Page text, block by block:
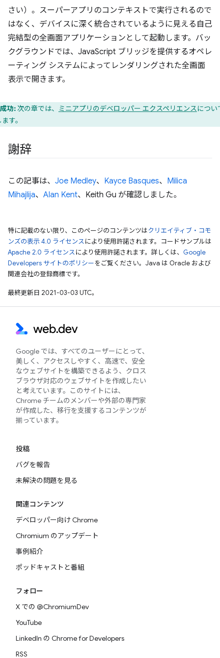
さい）。スーパーアプリのコンテキストで実行されるので
はなく、デバイスに深く統合されているように見える自己
完結型の全画面アプリケーションとして起動します。バッ
クグラウンドでは、JavaScript ブリッジを提供するオペレ
ーティング システムによってレンダリングされた全画面
表示で開きます。
成功:次の章では、 ミニアプリのデベロッパー エクスペリエンスについ
す。
謝辞
この記事は、 Joe Medley、 Kayce Basques、 Milica
Mihajlija、 Alan Kent、Keith Gu が確認しました。
特に記載のない限り、このページのコンテンツはクリエイティブ・コモ
ンズの表示 4.0 ライセンスにより使用許諾されます。コードサンプルは
Apache 2.0 ライセンスにより使用許諾されます。詳しくは、 Google
Developers サイトのポリシーをご覧ください。Java は Oracle および
関連会社の登録商標です。
最終更新日 2021-03-03 UTC。
Google では、すべてのユーザーにとって、
美しく、アクセスしやすく、高速で、安全
なウェブサイトを構築できるよう、クロス
ブラウザ対応のウェブサイトを作成したい
と考えています。このサイトには、
Chrome チームのメンバーや外部の専門家
が作成した、移行を支援するコンテンツが
揃っています。
投稿
バグを報告
未解決の問題を見る
関連コンテンツ
デベロッパー向け Chrome
Chromium のアップデート
事例紹介
ポッドキャストと番組
フォロー
X での @ChromiumDev
YouTube
LinkedIn の Chrome for Developers
RSS